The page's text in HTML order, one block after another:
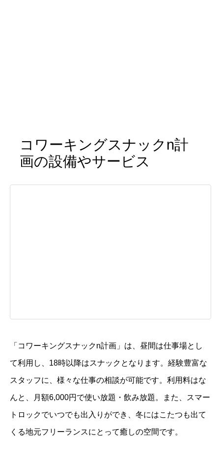
コワーキングスナックn計
画の設備やサービス
「コワーキングスナックn計画」は、昼間は仕事場とし
て利用し、18時以降はスナックとなります。経験豊富な
スタッフに、様々な仕事の相談が可能です。利用料はな
んと、月額6,000円で使い放題・飲み放題。また、 スマー
トロックでいつでも出入りができ、冬にはこたつも出て
く る地元フリーランスにとって癒しの空間です。